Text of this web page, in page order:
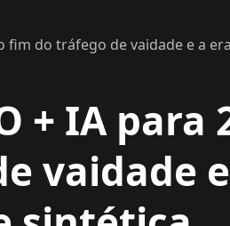
fim do tráfego de vaidade e a
+ IA para
vaidade